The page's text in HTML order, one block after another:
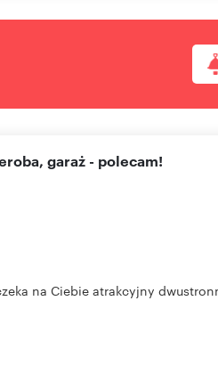
garaż - polecam!
na Ciebie atrakcyjny